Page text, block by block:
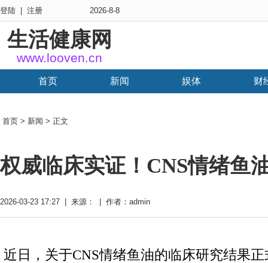
登陆 注册 2026-8-8
生活健康网
www.looven.cn
首页 新闻 娱体 财
首页 > 新闻 > 正文
权威临床实证！CNS情绪鱼
2026-03-23 17:27 | 来源： | 作者：admin
近日，关于CNS情绪鱼油的临床研究结果